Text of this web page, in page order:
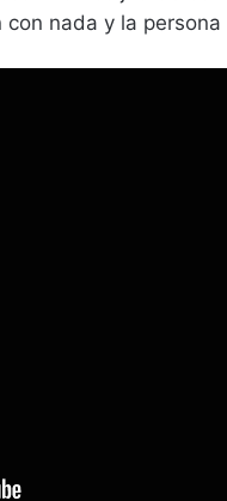
nada y la